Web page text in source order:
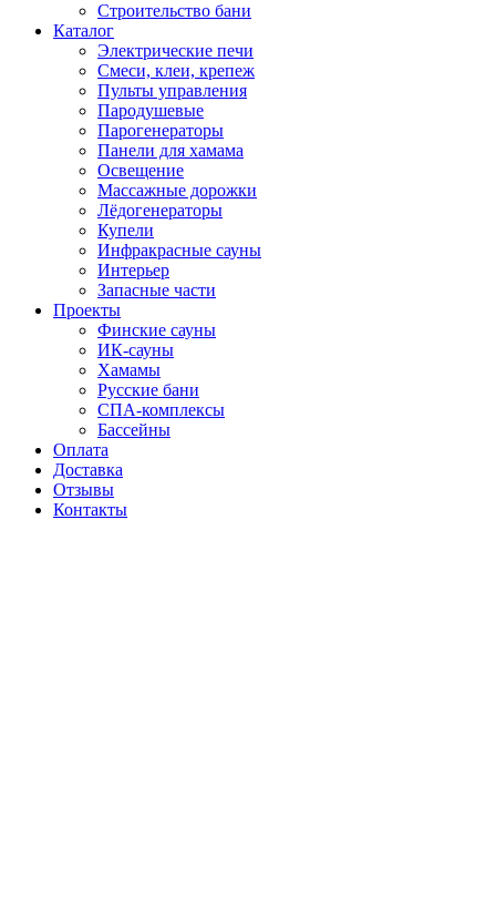
Строительство бани
Каталог
Электрические печи
Смеси, клеи, крепеж
Пульты управления
Пародушевые
Парогенераторы
Панели для хамама
Освещение
Массажные дорожки
Лёдогенераторы
Купели
Инфракрасные сауны
Интерьер
Запасные части
Проекты
Финские сауны
ИК-сауны
Хамамы
Русские бани
СПА-комплексы
Бассейны
Оплата
Доставка
Отзывы
Контакты